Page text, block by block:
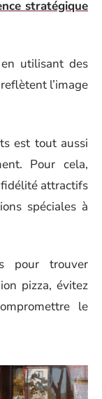
stratégique
utilisant des
l’image
est tout aussi
Pour cela,
attractifs
spéciales à
pour trouver
pizza, évitez
le